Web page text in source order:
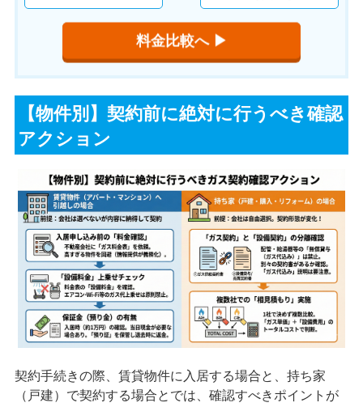
料金比較へ ▶︎
【物件別】契約前に絶対に行うべき確認
アクション
契約手続きの際、賃貸物件に入居する場合と、持ち家
（戸建）で契約する場合とでは、確認すべきポイントが